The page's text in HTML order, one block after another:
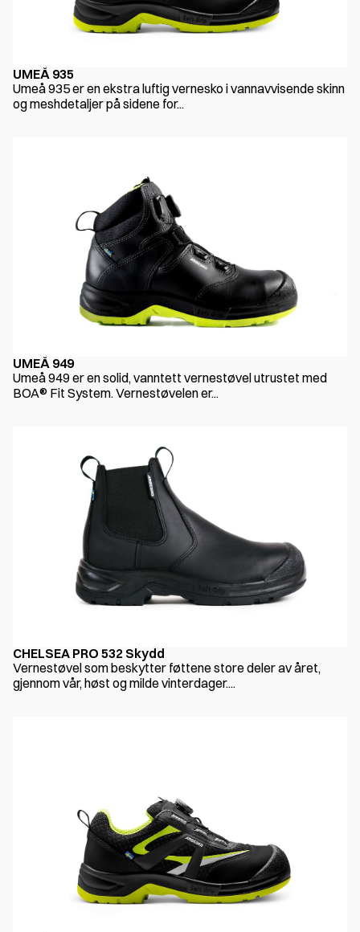
UMEÅ 935
Umeå 935 er en ekstra luftig vernesko i vannavvisende skinn
og meshdetaljer på sidene for...
UMEÅ 949
Umeå 949 er en solid, vanntett vernestøvel utrustet med
BOA® Fit System. Vernestøvelen er...
CHELSEA PRO 532 Skydd
Vernestøvel som beskytter føttene store deler av året,
gjennom vår, høst og milde vinterdager....